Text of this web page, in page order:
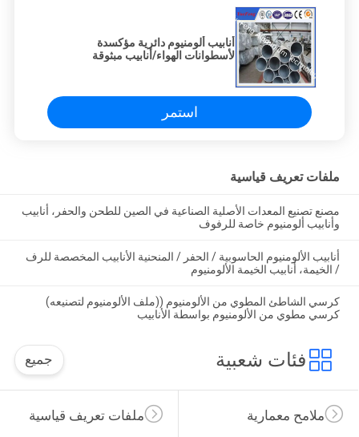
أنابيب ألومنيوم دائرية مؤكسدة
لأسطوانات الهواء/أنابيب مبثوقة
استمر
ملفات تعريف قياسية
مصنع تصنيع المعدات الأصلية الصناعية في الصين للطحن والحفر، أنابيب
وأنابيب ألومنيوم خاصة للرفوف
أنابيب الألومنيوم الحاسوبية / الحفر / المنحنية الأنابيب المخصصة للرف
/ الخيمة، أنابيب الخيمة الألومنيوم
كرسي الشاطئ المطوي من الألومنيوم ((ملف الألومنيوم لتصنيعه)
كرسي مطوي من الألومنيوم بواسطة الأنابيب
فئات شعبية جميع
ملفات تعريف قياسية ملامح معمارية